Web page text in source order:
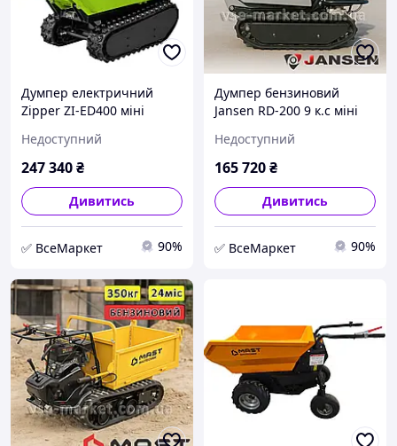
Думпер електричний
Zipper ZI-ED400 міні
будівельна тачка з
мотором
Недоступний
247 340₴
Дивитись
✅ ВсеМаркет 90%
Думпер бензиновий
Jansen RD-200 9 к.с міні
будівельна тачка з
мотором
Недоступний
165 720₴
Дивитись
✅ ВсеМаркет 90%